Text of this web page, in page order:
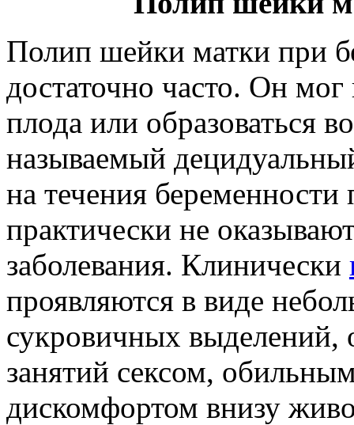
Полип шейки матки при
достаточно часто. Он
плода или образоваться
называемый
на течения
практически не
заболевания. Клинически
проявляются в виде
сукровичных выделений,
занятий сексом,
дискомфортом внизу